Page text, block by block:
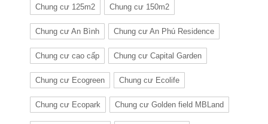
Chung cư 125m2 Chung cư 150m2
Chung cư An Bình Chung cư An Phú Residence
Chung cư cao cấp Chung cư Capital Garden
Chung cư Ecogreen Chung cư Ecolife
Chung cư Ecopark Chung cư Golden field MBLand